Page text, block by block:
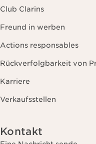
Club Clarins
Freund in werben
Actions responsables
Rückverfolgbarkeit von
Karriere
Verkaufsstellen
Kontakt